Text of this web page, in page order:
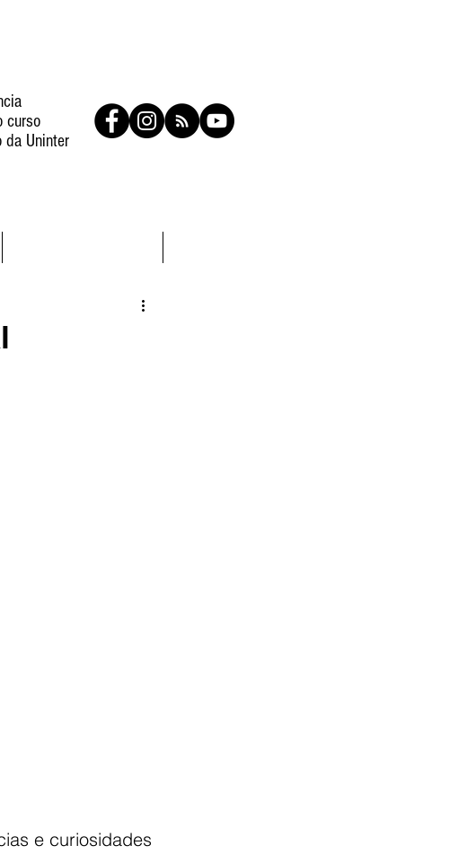
curso
da Uninter
e curiosidades